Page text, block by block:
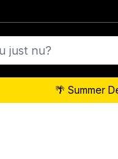
🌴 Summer